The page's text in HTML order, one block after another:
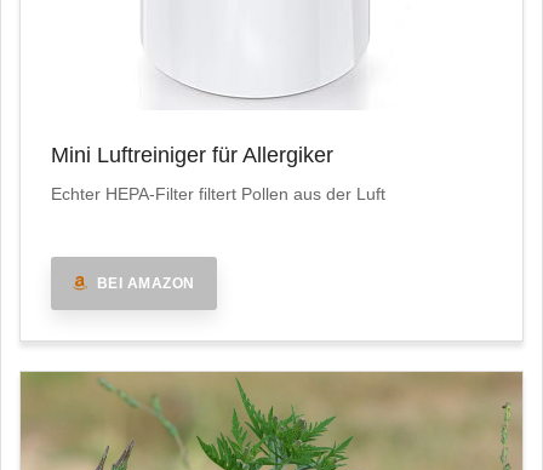
Mini Luftreiniger für Allergiker
Echter HEPA-Filter filtert Pollen aus der Luft
BEI AMAZON